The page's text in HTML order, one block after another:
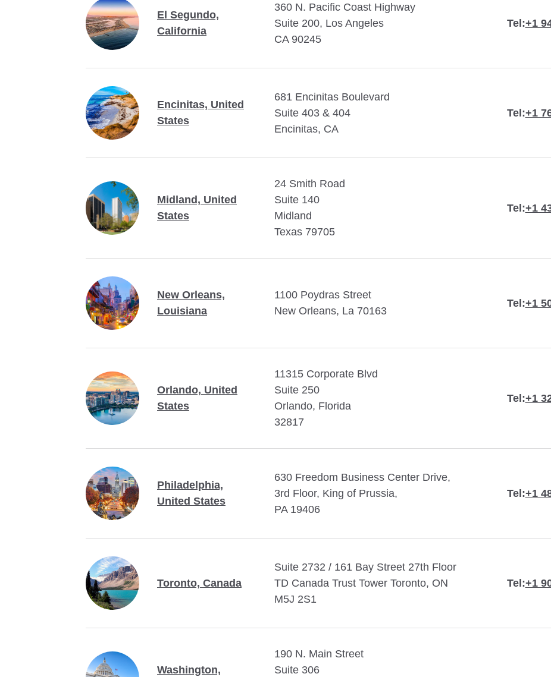
El Segundo,
California
360 N. Pacific Coast Highway
Suite 200, Los Angeles
CA 90245
Tel:+1
Encinitas, United
States
681 Encinitas Boulevard
Suite 403 & 404
Encinitas, CA
Tel:+1
Midland, United
States
24 Smith Road
Suite 140
Midland
Texas 79705
Tel:+1
New Orleans,
Louisiana
1100 Poydras Street
New Orleans, La 70163
Tel:+1
Orlando, United
States
11315 Corporate Blvd
Suite 250
Orlando, Florida
32817
Tel:+1
Philadelphia,
United States
630 Freedom Business Center Drive,
3rd Floor, King of Prussia,
PA 19406
Tel:+1
Toronto, Canada
Suite 2732 / 161 Bay Street 27th Floor
TD Canada Trust Tower Toronto, ON
M5J 2S1
Tel:+1
Washington,
190 N. Main Street
Suite 306